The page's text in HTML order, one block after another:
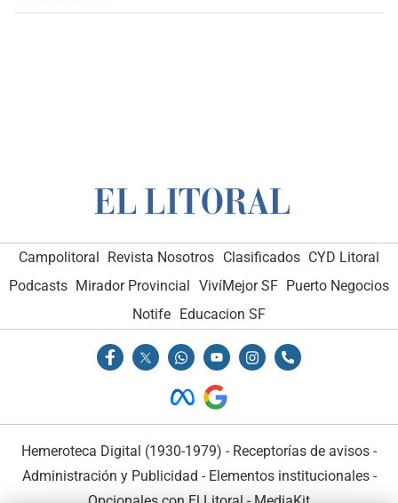
Campolitoral Revista Nosotros Clasificados CYD Litoral
Podcasts Mirador Provincial VivíMejor SF Puerto Negocios
Notife Educacion SF
Hemeroteca Digital (1930-1979) - Receptorías de avisos -
Administración y Publicidad - Elementos institucionales-